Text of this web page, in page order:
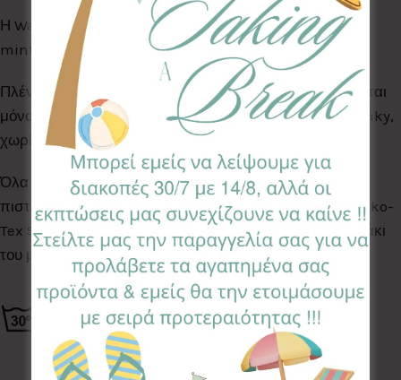
Η Warble Collection είναι σε φόντο απόχρωσης dusty
mint.
Πλένεται στο πλυντήριο ρούχων στους 30°C. Σιδερώνεται
μόνο από την πλευρά του υφάσματος & όχι από το minky,
χωρίς ατμό.
Όλα τα Υφάσματα της συλλογής μας είναι ελεγμένα &
πιστοποιημένα για βλαβερές ουσίες σύμφωνα με το Oeko-
Tex Standard 100, κατάλληλα για το ευαίσθητο δερματάκι
του μωρού σας.